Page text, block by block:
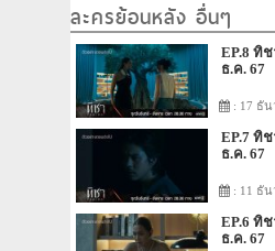
ละครย้อนหลัง อื่นๆ
EP.8 ทิ
ธ.ค. 67
: 17 ธั
EP.7 ทิ
ธ.ค. 67
: 11 ธั
EP.6 ทิ
ธ.ค. 67